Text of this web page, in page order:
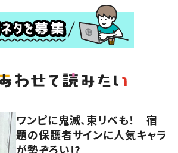
ワンピに鬼滅、東リベも！ 宿
題の保護者サインに人気キャラ
が勢ぞろい!?